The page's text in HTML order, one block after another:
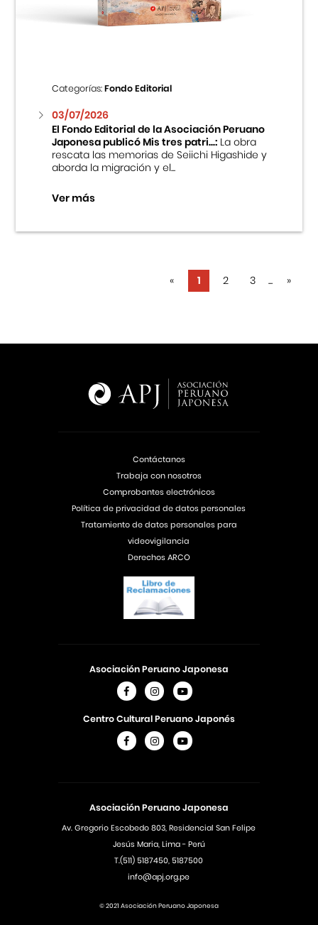
Categorías:Fondo Editorial
03/07/2026
El Fondo Editorial de la Asociación Peruano
Japonesa publicó Mis tres patri...:La obra
rescata las memorias de Seiichi Higashide y
aborda la migración y el...
Ver más
« 1 2 3 ... »
Asociación Peruano Japonesa
Av. Gregorio Escobedo 803, Residencial San Felipe
Jesús Maria, Lima - Perú
T.(511) 5187450, 5187500
info@apj.org.pe
Asociación Peruano Japonesa
Centro Cultural Peruano Japonés
Contáctanos
Trabaja con nosotros
Comprobantes electrónicos
Política de privacidad de datos personales
Tratamiento de datos personales para
videovigilancia
Derechos ARCO
© 2021 Asociación Peruano Japonesa